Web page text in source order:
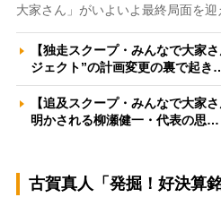
大家さん」がいよいよ最終局面を
【独走スクープ・みんなで大家
ジェクト”の計画変更の裏で起き
【追及スクープ・みんなで大家
明かされる柳瀬健一・代表の思…
古賀真人「発掘！好決算銘